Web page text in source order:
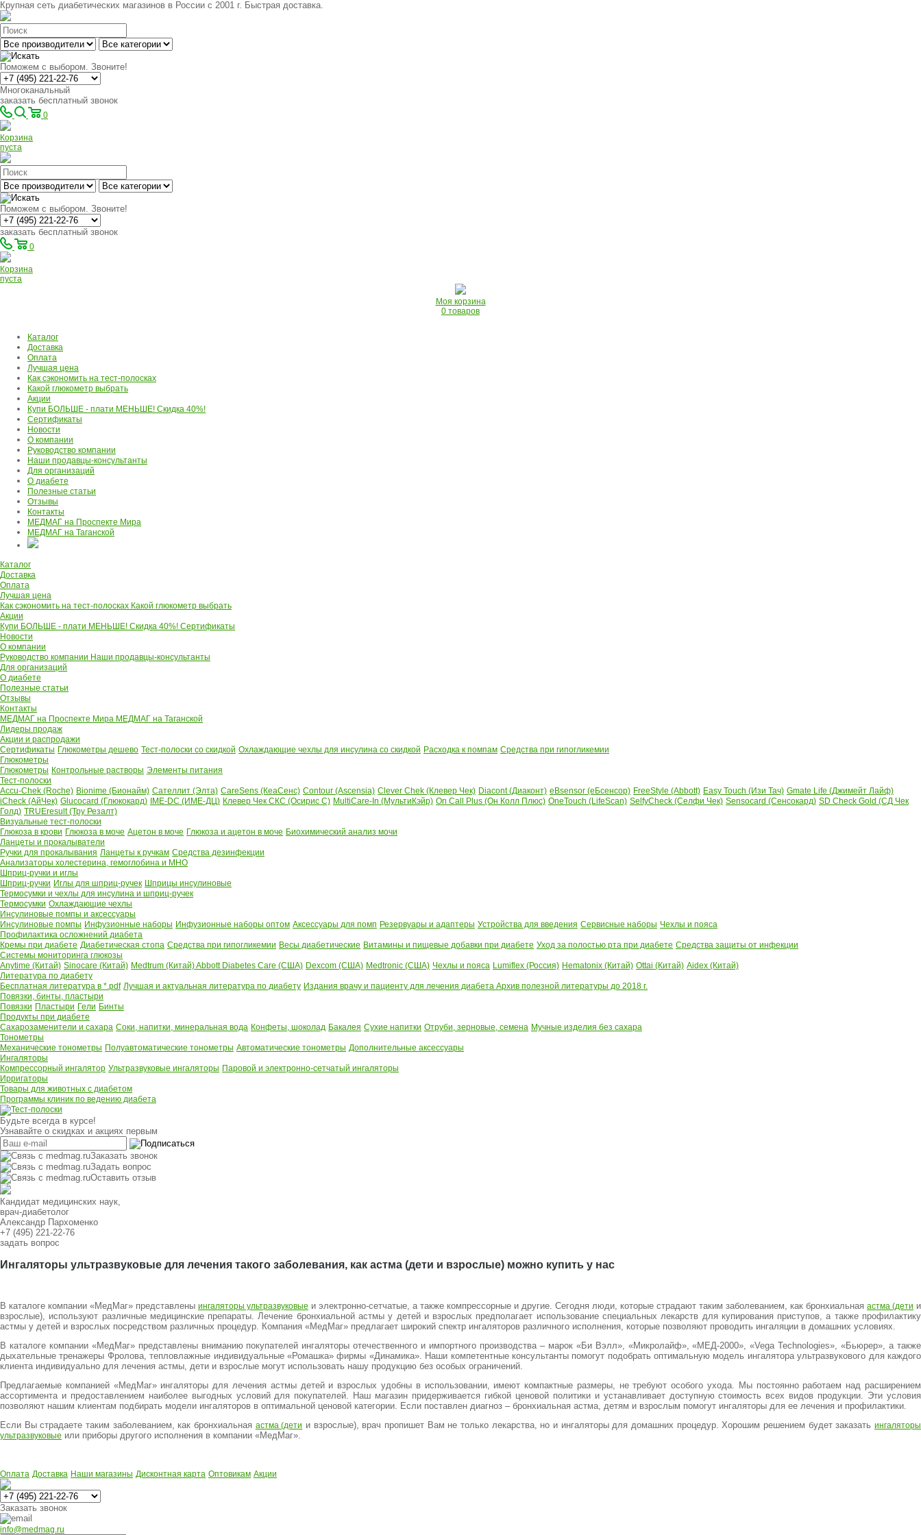
Крупная сеть диабетических магазинов в России с 2001 г. Быстрая доставка.
Поможем с выбором. Звоните!
Многоканальный
заказать бесплатный звонок
0
Корзина
пуста
Поможем с выбором. Звоните!
заказать бесплатный звонок
0
Корзина
пуста
Моя корзина
0 товаров
Каталог
Доставка
Оплата
Лучшая цена
Как сэкономить на тест-полосках
Какой глюкометр выбрать
Акции
Купи БОЛЬШЕ - плати МЕНЬШЕ! Скидка 40%!
Сертификаты
Новости
О компании
Руководство компании
Наши продавцы-консультанты
Для организаций
О диабете
Полезные статьи
Отзывы
Контакты
МЕДМАГ на Проспекте Мира
МЕДМАГ на Таганской
Каталог
Доставка
Оплата
Лучшая цена
Как сэкономить на тест-полосках Какой глюкометр выбрать
Акции
Купи БОЛЬШЕ - плати МЕНЬШЕ! Скидка 40%! Сертификаты
Новости
О компании
Руководство компании Наши продавцы-консультанты
Для организаций
О диабете
Полезные статьи
Отзывы
Контакты
МЕДМАГ на Проспекте Мира МЕДМАГ на Таганской
Лидеры продаж
Акции и распродажи
Сертификаты Глюкометры дешево Тест-полоски со скидкой Охлаждающие чехлы для инсулина со скидкой Расходка к помпам Средства при гипогликемии
Глюкометры
Глюкометры Контрольные растворы Элементы питания
Тест-полоски
Accu-Chek (Roche) Bionime (Бионайм) Сателлит (Элта) CareSens (КеаСенс) Contour (Ascensia) Clever Chek (Клевер Чек) Diacont (Диаконт) eBsensor (еБсенсор) FreeStyle (Abbott) Easy Touch (Изи Тач) Gmate Life (Джимейт Лайф)
iCheck (АйЧек) Glucocard (Глюкокард) IME-DC (ИМЕ-ДЦ) Клевер Чек СКС (Осирис С) MultiCare-In (МультиКэйр) On Call Plus (Он Колл Плюс) OneTouch (LifeScan) SelfyCheck (Селфи Чек) Sensocard (Сенсокард) SD Check Gold (СД Чек
Голд) TRUEresult (Тру Резалт)
Визуальные тест-полоски
Глюкоза в крови Глюкоза в моче Ацетон в моче Глюкоза и ацетон в моче Биохимический анализ мочи
Ланцеты и прокалыватели
Ручки для прокалывания Ланцеты к ручкам Средства дезинфекции
Анализаторы холестерина, гемоглобина и МНО
Шприц-ручки и иглы
Шприц-ручки Иглы для шприц-ручек Шприцы инсулиновые
Термосумки и чехлы для инсулина и шприц-ручек
Термосумки Охлаждающие чехлы
Инсулиновые помпы и аксессуары
Инсулиновые помпы Инфузионные наборы Инфузионные наборы оптом Аксессуары для помп Резервуары и адаптеры Устройства для введения Сервисные наборы Чехлы и пояса
Профилактика осложнений диабета
Кремы при диабете Диабетическая стопа Средства при гипогликемии Весы диабетические Витамины и пищевые добавки при диабете Уход за полостью рта при диабете Средства защиты от инфекции
Системы мониторинга глюкозы
Anytime (Китай) Sinocare (Китай) Medtrum (Китай)Abbott Diabetes Care (США) Dexcom (США) Medtronic (США) Чехлы и пояса Lumiflex (Россия) Hematonix (Китай) Ottai (Китай) Aidex (Китай)
Литература по диабету
Бесплатная литература в *.pdf Лучшая и актуальная литература по диабету Издания врачу и пациенту для лечения диабета Архив полезной литературы до 2018 г.
Повязки, бинты, пластыри
Повязки Пластыри Гели Бинты
Продукты при диабете
Сахарозаменители и сахара Соки, напитки, минеральная вода Конфеты, шоколад Бакалея Сухие напитки Отруби, зерновые, семена Мучные изделия без сахара
Тонометры
Механические тонометры Полуавтоматические тонометры Автоматические тонометры Дополнительные аксессуары
Ингаляторы
Компрессорный ингалятор Ультразвуковые ингаляторы Паровой и электронно-сетчатый ингаляторы
Ирригаторы
Товары для животных с диабетом
Программы клиник по ведению диабета
Будьте всегда в курсе!
Узнавайте о скидках и акциях первым
Заказать звонок
Задать вопрос
Оставить отзыв
Кандидат медицинских наук,
врач-диабетолог
Александр Пархоменко
+7 (495) 221-22-76
задать вопрос
Ингаляторы ультразвуковые для лечения такого заболевания, как астма (дети и взрослые) можно купить у нас
В каталоге компании «МедМаг» представлены ингаляторы ультразвуковые и электронно-сетчатые, а также компрессорные и другие. Сегодня люди, которые страдают таким заболеванием, как бронхиальная астма (дети и
взрослые), используют различные медицинские препараты. Лечение бронхиальной астмы у детей и взрослых предполагает использование специальных лекарств для купирования приступов, а также профилактику
астмы у детей и взрослых посредством различных процедур. Компания «МедМаг» предлагает широкий спектр ингаляторов различного исполнения, которые позволяют проводить ингаляции в домашних условиях.
В каталоге компании «МедМаг» представлены вниманию покупателей ингаляторы отечественного и импортного производства – марок «Би Вэлл», «Микролайф», «МЕД-2000», «Vega Technologies», «Бьюрер», а также
дыхательные тренажеры Фролова, тепловлажные индивидуальные «Ромашка» фирмы «Динамика». Наши компетентные консультанты помогут подобрать оптимальную модель ингалятора ультразвукового для каждого
клиента индивидуально для лечения астмы, дети и взрослые могут использовать нашу продукцию без особых ограничений.
Предлагаемые компанией «МедМаг» ингаляторы для лечения астмы детей и взрослых удобны в использовании, имеют компактные размеры, не требуют особого ухода. Мы постоянно работаем над расширением
ассортимента и предоставлением наиболее выгодных условий для покупателей. Наш магазин придерживается гибкой ценовой политики и устанавливает доступную стоимость всех видов продукции. Эти условия
позволяют нашим клиентам подбирать модели ингаляторов в оптимальной ценовой категории. Если поставлен диагноз – бронхиальная астма, детям и взрослым помогут ингаляторы для ее лечения и профилактики.
Если Вы страдаете таким заболеванием, как бронхиальная астма (дети и взрослые), врач пропишет Вам не только лекарства, но и ингаляторы для домашних процедур. Хорошим решением будет заказатьингаляторы
ультразвуковые или приборы другого исполнения в компании «МедМаг».
Оплата Доставка Наши магазины Дисконтная карта Оптовикам Акции
Заказать звонок
info@medmag.ru